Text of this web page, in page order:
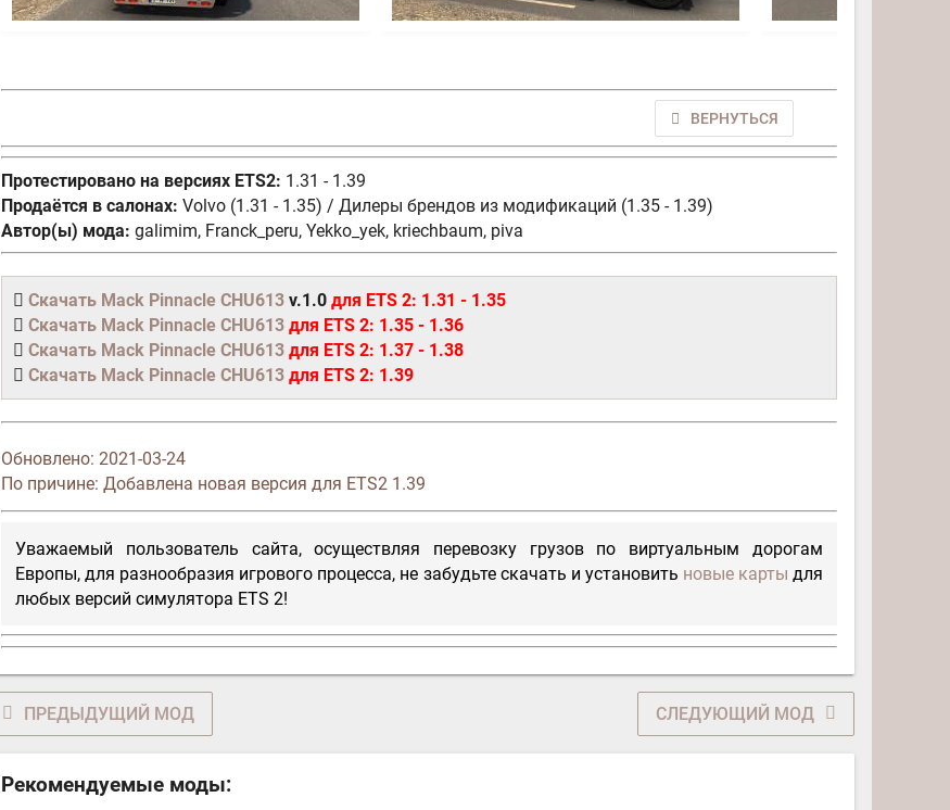
ВЕРНУТЬСЯ
Протестировано на версиях ETS2: 1.31 - 1.39
Продаётся в салонах: Volvo (1.31 - 1.35) / Дилеры брендов из модификаций (1.35 - 1.39)
Автор(ы) мода: galimim, Franck_peru, Yekko_yek, kriechbaum, piva
Скачать Mack Pinnacle CHU613 v.1.0 для ETS 2: 1.31 - 1.35
Скачать Mack Pinnacle CHU613 для ETS 2: 1.35 - 1.36
Скачать Mack Pinnacle CHU613 для ETS 2: 1.37 - 1.38
Скачать Mack Pinnacle CHU613 для ETS 2: 1.39
Обновлено: 2021-03-24
По причине: Добавлена новая версия для ETS2 1.39
Уважаемый пользователь сайта, осуществляя перевозку грузов по виртуальным дорогам
Европы, для разнообразия игрового процесса, не забудьте скачать и установить новые карты для
любых версий симулятора ETS 2!
ПРЕДЫДУЩИЙ МОД СЛЕДУЮЩИЙ МОД
Рекомендуемые моды: